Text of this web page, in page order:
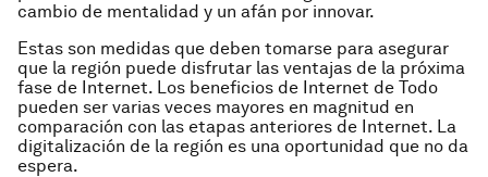
cambio de mentalidad y un afán por innovar.
Estas son medidas que deben tomarse para asegurar
que la región puede disfrutar las ventajas de la próxima
fase de Internet. Los beneficios de Internet de Todo
pueden ser varias veces mayores en magnitud en
comparación con las etapas anteriores de Internet. La
digitalización de la región es una oportunidad que no da
espera.